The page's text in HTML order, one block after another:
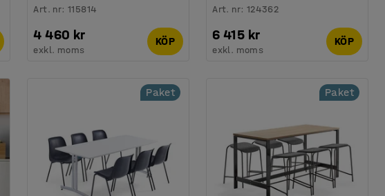
Art. nr:115814
4 460 kr
exkl. moms
KÖP
Art. nr: 124362
6 415 kr
exkl. moms
KÖP
Paket Paket